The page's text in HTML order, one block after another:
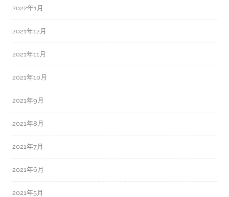
2022年1月
2021年12月
2021年11月
2021年10月
2021年9月
2021年8月
2021年7月
2021年6月
2021年5月